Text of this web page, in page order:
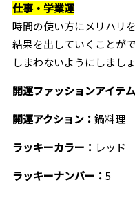
仕事・学業運
時間の使い方にメリハリ
結果を出していくことが
しまわないようにしましょ
開運ファッションアイテ
開運アクション： 鍋料理
ラッキーカラー： レッド
ラッキーナンバー： 5